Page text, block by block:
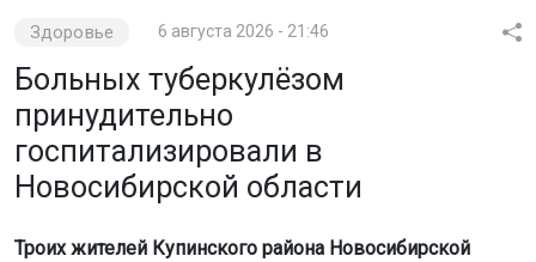
Здоровье 6 августа 2026 - 21:46
Больных туберкулёзом
принудительно
госпитализировали в
Новосибирской области
Троих жителей Купинского района Новосибирской